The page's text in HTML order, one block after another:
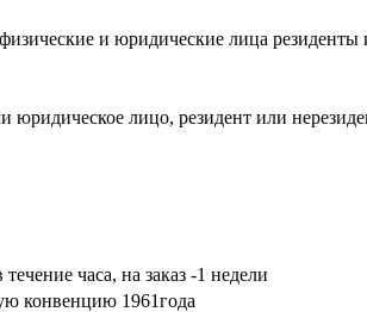
и юридические лица резиденты
юридическое лицо, резидент или
часа, на заказ -1 недели
конвенцию 1961года